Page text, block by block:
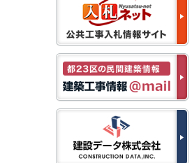
新停止のお知らせ●
建設資料館をご利用いた
だき、誠に有難うござい
ます。
下記の期間につきまし
て、弊社休業のため情報
更新を停止させていただ
きます。
【期間】１２月２７日
(土)～１月４日(日)
上記の期間、情報の更新
がされませんので、ご了
承のほど、よろしくお願